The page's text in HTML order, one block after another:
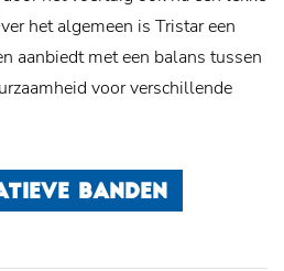
het algemeen is Tristar een
aanbiedt met een balans tussen
voor verschillende
BANDEN